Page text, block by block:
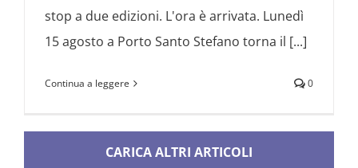
stop a due edizioni. L'ora è arrivata. Lunedì
15 agosto a Porto Santo Stefano torna il [...]
Continua a leggere 0
CARICA ALTRI ARTICOLI